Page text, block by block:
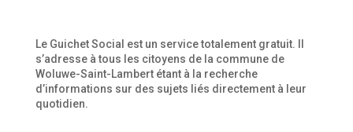
Le Guichet Social est un service totalement gratuit. Il
s’adresse à tous les citoyens de la commune de
Woluwe-Saint-Lambert étant à la recherche
d’informations sur des sujets liés directement à leur
quotidien.